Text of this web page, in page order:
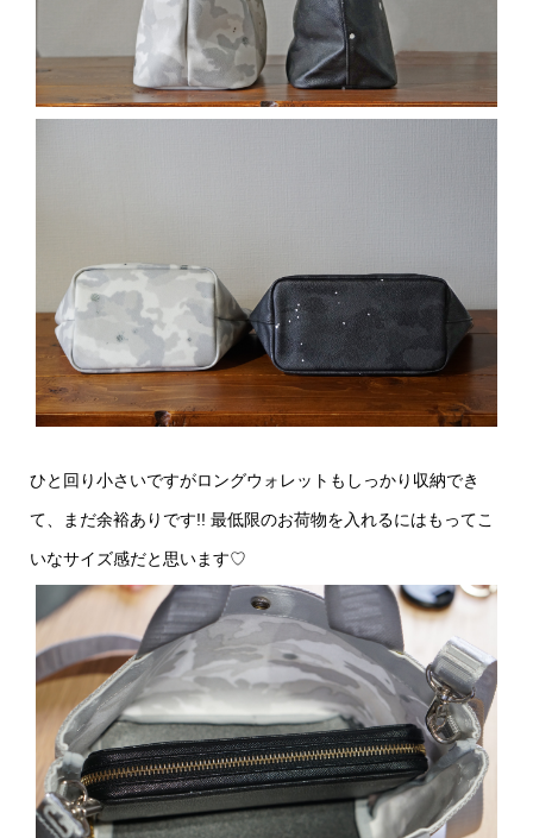
ひと回り小さいですがロングウォレットもしっかり収納でき
て、まだ余裕ありです!! 最低限のお荷物を入れるにはもってこ
いなサイズ感だと思います♡